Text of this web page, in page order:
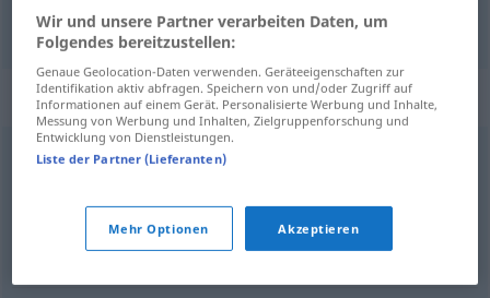
næsvis schnippisch
Synonyme für "schnippisch"
eingebildet,hochnäsig,überkandidelt
zynisch,beißend, beleidigend,spöttisch
Wir und unsere Partner verarbeiten Daten, um
Folgendes bereitzustellen:
Genaue Geolocation-Daten verwenden. Geräteeigenschaften zur
Identifikation aktiv abfragen. Speichern von und/oder Zugriff auf
Informationen auf einem Gerät. Personalisierte Werbung und Inhalte,
Messung von Werbung und Inhalten, Zielgruppenforschung und
Entwicklung von Dienstleistungen.
Liste der Partner (Lieferanten)
Mehr Optionen Akzeptieren